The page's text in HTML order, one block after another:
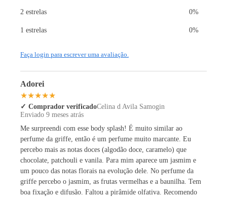
2 estrelas 0%
1 estrelas 0%
Faça login para escrever uma avaliação.
Adorei
★★★★★
✓ Comprador verificadoCelina d Avila Samogin
Enviado 9 meses atrás
Me surpreendi com esse body splash! É muito similar ao
perfume da griffe, então é um perfume muito marcante. Eu
percebo mais as notas doces (algodão doce, caramelo) que
chocolate, patchouli e vanila. Para mim aparece um jasmim e
um pouco das notas florais na evolução dele. No perfume da
griffe percebo o jasmim, as frutas vermelhas e a baunilha. Tem
boa fixação e difusão. Faltou a pirâmide olfativa. Recomendo